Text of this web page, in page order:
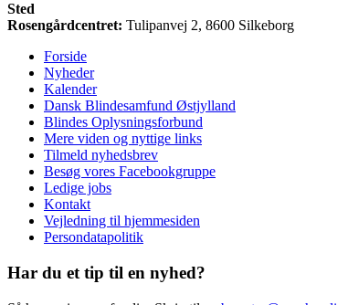
Sted
Rosengårdcentret: Tulipanvej 2, 8600 Silkeborg
Forside
Nyheder
Kalender
Dansk Blindesamfund Østjylland
Blindes Oplysningsforbund
Mere viden og nyttige links
Tilmeld nyhedsbrev
Besøg vores Facebookgruppe
Ledige jobs
Kontakt
Vejledning til hjemmesiden
Persondatapolitik
Har du et tip til en nyhed?